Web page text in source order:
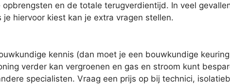
en de totale terugverdientijd. In veel
hiervoor kiest kan je extra vragen stellen.
kennis (dan moet je een bouwkundige
verder kan vergroenen en gas en stroom kunt
specialisten. Vraag een prijs op bij technici,